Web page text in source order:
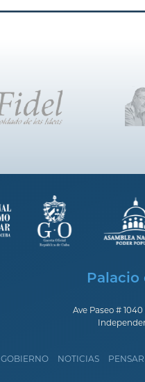
Palacio
Ave Paseo #
GOBIERNO NOTICIAS